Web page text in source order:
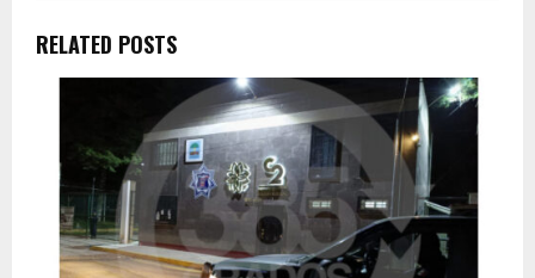
RELATED POSTS